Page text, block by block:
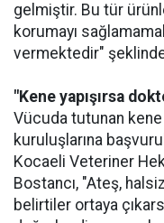
gelmiştir. Bu tür
korumayı
vermektedir"
"Kene yapışırsa
Vücuda tutunan
kuruluşlarına
Kocaeli Veteriner
Bostancı, "Ateş,
belirtiler ortaya